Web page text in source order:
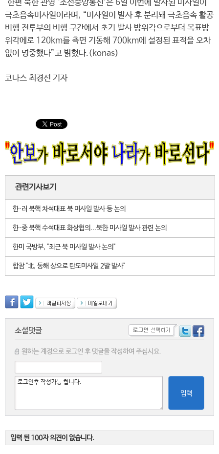
한편 북한 관영 ‘조선중앙통신’은 6일 이번에 발사된 미사일이
극초음속미사일이라며, “미사일이 발사 후 분리돼 극초음속 활공
비행 전투부의 비행 구간에서 초기 발사 방위각으로부터 목표방
위각에로 120km를 측면 기동해 700km에 설정된 표적을 오차
없이 명중했다”고 밝혔다.(konas)
코나스 최경선 기자
관련기사보기
한·러 북핵 차석대표 북 미사일 발사 등 논의
한·중 북핵 수석대표 화상협의...북한 미사일 발사 관련 논의
한미 국방부, "최근 북 미사일 발사 논의"
합참 "北, 동해 상으로 탄도미사일 2발 발사"
소셜댓글
원하는 계정으로 로그인 후 댓글을 작성하여 주십시요.
입력
입력 된 100자 의견이 없습니다.